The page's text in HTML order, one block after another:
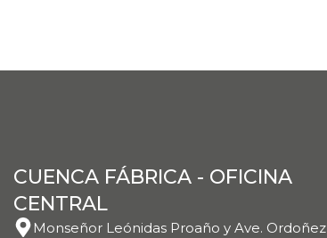
CUENCA FÁBRICA - OFICINA
CENTRAL
Monseñor Leónidas Proaño y Ave. Ordoñez